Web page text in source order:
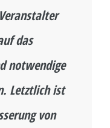
das
notwendige
Letztlich ist
von